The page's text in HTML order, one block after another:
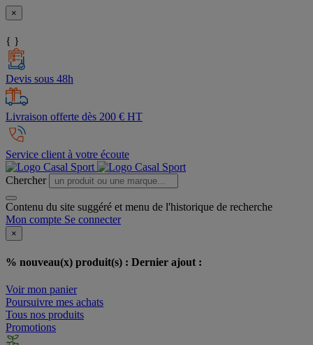
×
{ }
Devis sous 48h
Livraison offerte dès 200 € HT
Service client à votre écoute
Chercher
Contenu du site suggéré et menu de l'historique de recherche
Mon compte Se connecter
×
% nouveau(x) produit(s) : Dernier ajout :
Voir mon panier
Poursuivre mes achats
Tous nos produits
Promotions